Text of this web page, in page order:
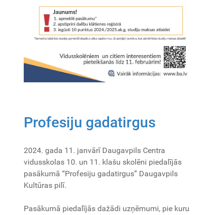
Profesiju gadatirgus
2024. gada 11. janvārī Daugavpils Centra
vidusskolas 10. un 11. klašu skolēni piedalījās
pasākumā “Profesiju gadatirgus” Daugavpils
Kultūras pilī.
Pasākumā piedalījās dažādi uzņēmumi, pie kuru